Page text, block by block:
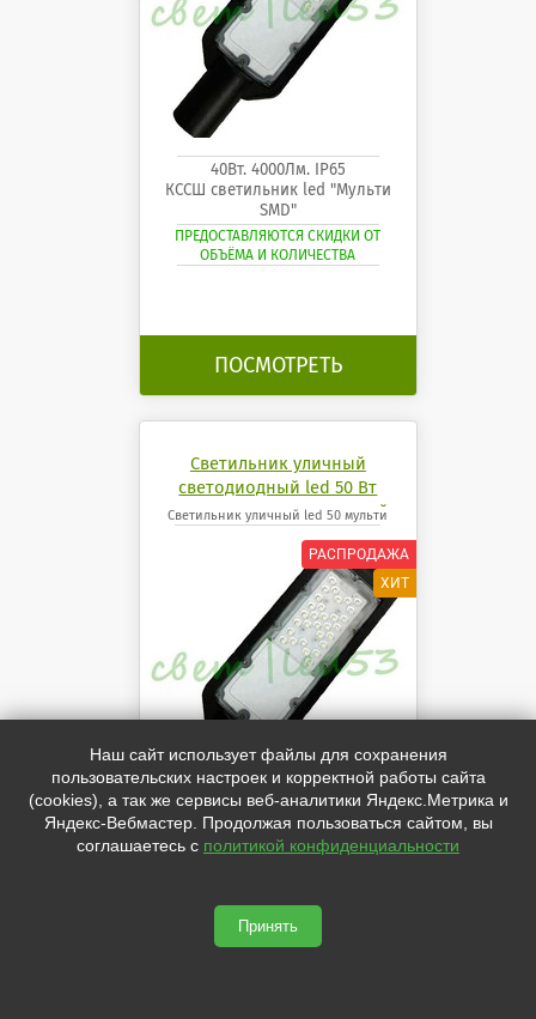
40Вт. 4000Лм. IP65
КССШ светильник led "Мульти
SMD"
ПРЕДОСТАВЛЯЮТСЯ СКИДКИ ОТ
ОБЪЁМА И КОЛИЧЕСТВА
ПОСМОТРЕТЬ
Светильник уличный
светодиодный led 50 Вт
мульти линза консольный
Светильник уличный led 50 мульти
50Вт. 5000Лм. IP65
КССШ светильник led "Мульти
ОБЪЁМА И КОЛИЧЕСТВА
1 230
Наш сайт использует файлы для сохранения
пользовательских настроек и корректной работы сайта
(cookies), а так же сервисы веб-аналитики Яндекс.Метрика и
Яндекс-Вебмастер. Продолжая пользоваться сайтом, вы
соглашаетесь с политикой конфиденциальности
Принять